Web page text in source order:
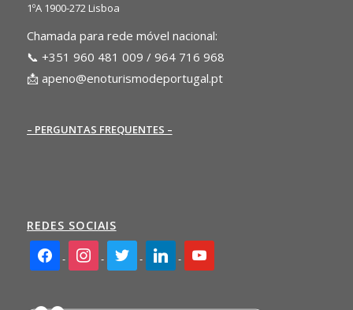
1ºA 1900-272 Lisboa
Chamada para rede móvel nacional:
📞 +351 960 481 009 / 964 716 968
📩 apeno@enoturismodeportugal.pt
– PERGUNTAS FREQUENTES –
REDES SOCIAIS
facebook2instagramtwitter linkedin youtube